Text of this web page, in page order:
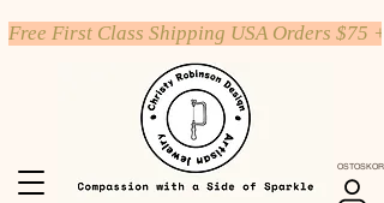
OSTOSKORI
Free First Class Shipping USA Orders $75 +